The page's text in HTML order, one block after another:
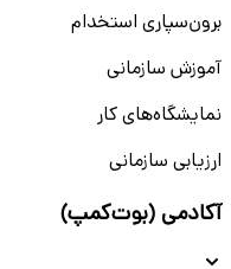
برون‌سپاری استخدام
آموزش سازمانی
نمایشگاه‌های کار
ارزیابی سازمانی
آکادمی (بوت‌کمپ)